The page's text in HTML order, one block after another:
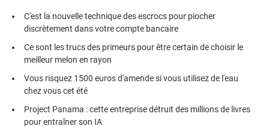
C'est la nouvelle technique des escrocs pour piocher
discrètement dans votre compte bancaire
Ce sont les trucs des primeurs pour être certain de choisir le
meilleur melon en rayon
Vous risquez 1500 euros d'amende si vous utilisez de l'eau
chez vous cet été
Project Panama : cette entreprise détruit des millions de livres
pour entraîner son IA